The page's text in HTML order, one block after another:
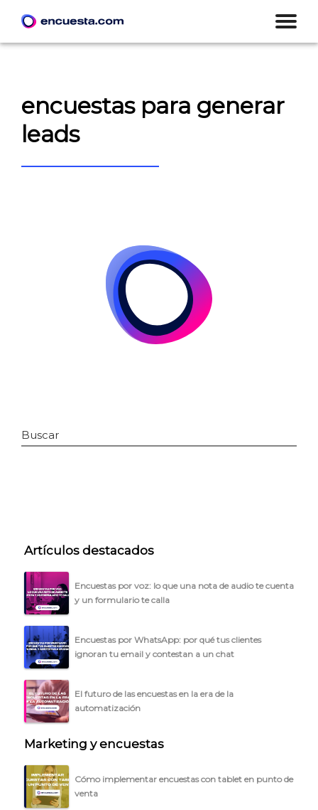
CÓMO FUNCIONA
PLANTILLAS
PRECIOS
BLOG
ACCEDER →
encuestas para generar
leads
Buscar
Artículos destacados
Encuestas por voz: lo que una nota de audio te cuenta
y un formulario te calla
Encuestas por WhatsApp: por qué tus clientes
ignoran tu email y contestan a un chat
El futuro de las encuestas en la era de la
automatización
Marketing y encuestas
Cómo implementar encuestas con tablet en punto de
venta